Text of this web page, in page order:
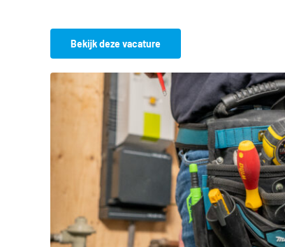
Bekijk deze vacature